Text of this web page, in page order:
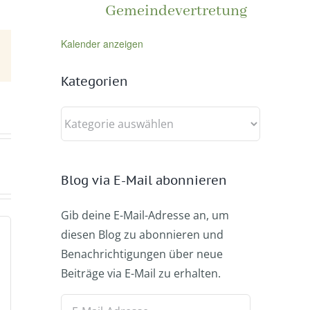
Gemeindevertretung
Kalender anzeigen
Kategorien
Kategorien
Blog via E-Mail abonnieren
Gib deine E-Mail-Adresse an, um
diesen Blog zu abonnieren und
Benachrichtigungen über neue
Beiträge via E-Mail zu erhalten.